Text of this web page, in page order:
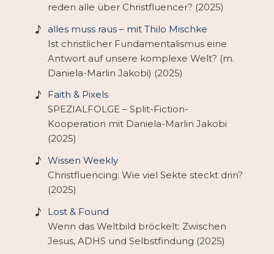
reden alle über Christfluencer? (2025)
alles muss raus – mit Thilo Mischke
Ist christlicher Fundamentalismus eine
Antwort auf unsere komplexe Welt? (m.
Daniela-Marlin Jakobi) (2025)
Faith & Pixels
SPEZIALFOLGE – Split-Fiction-
Kooperation mit Daniela-Marlin Jakobi
(2025)
Wissen Weekly
Christfluencing: Wie viel Sekte steckt drin?
(2025)
Lost & Found
Wenn das Weltbild bröckelt: Zwischen
Jesus, ADHS und Selbstfindung (2025)